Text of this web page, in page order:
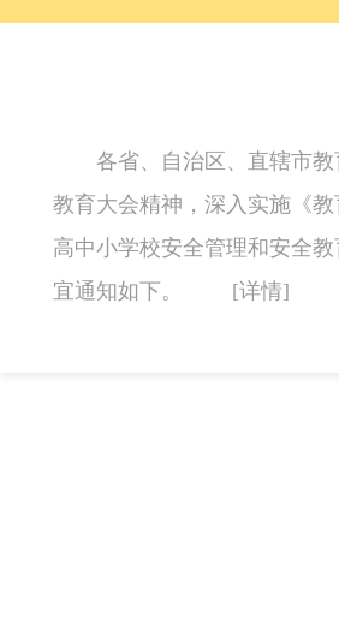
各省、自治区、直辖市
教育大会精神，深入实施《
高中小学校安全管理和安全
宜通知如下。
[详情]